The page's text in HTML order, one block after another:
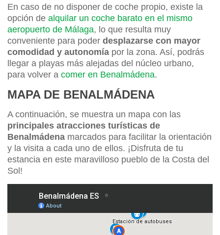
En caso de no disponer de coche propio, existe la
opción de alquilar un coche barato en el mismo
aeropuerto de Málaga, lo que resulta muy
conveniente para poder desplazarse con mayor
comodidad y autonomía por la zona. Así, podrás
llegar a playas más alejadas del núcleo urbano,
para volver a comer en Benalmádena.
MAPA DE BENALMÁDENA
A continuación, se muestra un mapa con las
principales atracciones turísticas de
Benalmádena marcados para facilitar la orientación
y la visita a cada uno de ellos. ¡Disfruta de tu
estancia en este maravilloso pueblo de la Costa del
Sol!